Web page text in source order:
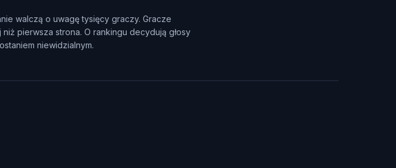
walczą o uwagę tysięcy graczy. Gracze
pierwsza strona. O rankingu decydują głosy
niewidzialnym.